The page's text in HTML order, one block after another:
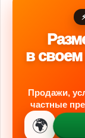
в
Продажи,
частные
🌍